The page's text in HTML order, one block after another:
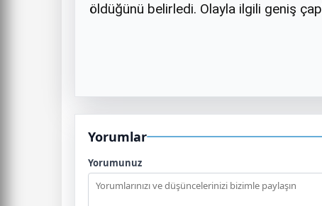
öldüğünü belirledi. Olayla ilgili geniş
Yorumlar
Yorumunuz